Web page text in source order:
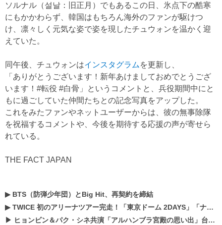
ソルナル（설날：旧正月）でもあるこの日、氷点下の酷寒
にもかかわらず、韓国はもちろん海外のファンが駆けつ
け、凛々しく元気な姿で姿を現したチュウォンを温かく迎
えていた。
同午後、チュウォンはインスタグラム を更新し、
「ありがとうございます！新年あけましておめでとうござ
います！#転役 #白骨」というコメントと、兵役期間中にと
もに過ごしていた仲間たちとの記念写真をアップした。
これをみたファンやネットユーザーからは、彼の無事除隊
を祝福するコメントや、今後を期待する応援の声が寄せら
れている。
THE FACT JAPAN
▶ BTS（防弾少年団）とBig Hit、再契約を締結
▶TWICE 初のアリーナツアー完走！「東京ドーム 2DAYS」「ナゴヤドーム1DAY」「京セラドーム1DAY」2019年ドームツアー開催決定！！
▶ ヒョンビン＆パク・シネ共演「アルハンブラ宮殿の思い出」台本読み現場を公開